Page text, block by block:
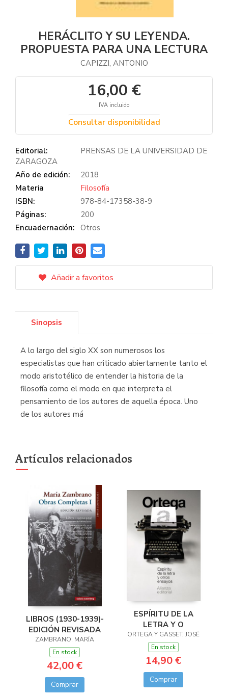
HERÁCLITO Y SU LEYENDA.
PROPUESTA PARA UNA LECTURA
CAPIZZI, ANTONIO
16,00 €
IVA incluido
Consultar disponibilidad
Editorial:
PRENSAS DE LA UNIVERSIDAD DE
ZARAGOZA
Año de edición:
2018
Materia
Filosofía
ISBN:
978-84-17358-38-9
Páginas:
200
Encuadernación: Otros
Añadir a favoritos
Sinopsis
A lo largo del siglo XX son numerosos los
especialistas que han criticado abiertamente tanto el
modo aristotélico de entender la historia de la
filosofía como el modo en que interpreta el
pensamiento de los autores de aquella época. Uno
de los autores má
Artículos relacionados
LIBROS (1930-1939)-
EDICIÓN REVISADA
ZAMBRANO, MARÍA
En stock
42,00 €
Comprar
ESPÍRITU DE LA
LETRA Y O
ORTEGA Y GASSET, JOSÉ
En stock
14,90 €
Comprar